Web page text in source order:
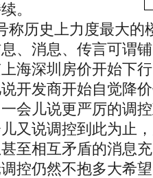
。
历史上力度最大的
、消息、传言可谓
海深圳房价开始下
开发商开始自觉降
会儿说更严厉的调
又说调控到此为止
至相互矛盾的消息
控仍然不抱多大希